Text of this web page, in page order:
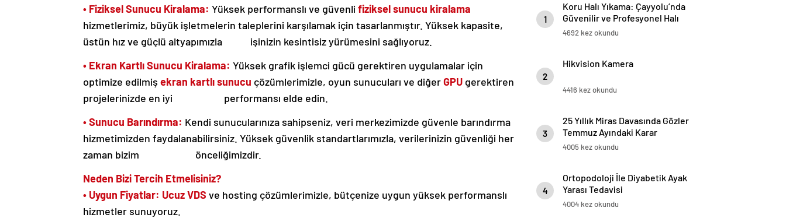
• Fiziksel Sunucu Kiralama: Yüksek performanslı ve güvenli fiziksel sunucu kiralama
hizmetlerimiz, büyük işletmelerin taleplerini karşılamak için tasarlanmıştır. Yüksek kapasite,
üstün hız ve güçlü altyapımızla işinizin kesintisiz yürümesini sağlıyoruz.
• Ekran Kartlı Sunucu Kiralama: Yüksek grafik işlemci gücü gerektiren uygulamalar için
optimize edilmiş ekran kartlı sunucu çözümlerimizle, oyun sunucuları ve diğerGPU gerektiren
projelerinizde en iyi performansı elde edin.
• Sunucu Barındırma: Kendi sunucularınıza sahipseniz, veri merkezimizde güvenle barındırma
hizmetimizden faydalanabilirsiniz. Yüksek güvenlik standartlarımızla, verilerinizin güvenliği her
zaman bizim önceliğimizdir.
Neden Bizi Tercih Etmelisiniz?​​​​​​​
• Uygun Fiyatlar: Ucuz VDS ve hosting çözümlerimizle, bütçenize uygun yüksek performanslı
hizmetler sunuyoruz.
1
Koru Halı Yıkama: Çayyolu’nda
Güvenilir ve Profesyonel Halı
Temizliği
4692 kez okundu
2
Hikvision Kamera
4416 kez okundu
3
25 Yıllık Miras Davasında Gözler
Temmuz Ayındaki Karar
Duruşmasına Çevrildi
4005 kez okundu
4
Ortopodoloji İle Diyabetik Ayak
Yarası Tedavisi
4004 kez okundu